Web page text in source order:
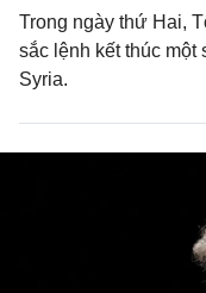
Trong ngày thứ Hai,
sắc lệnh kết thúc một
Syria.